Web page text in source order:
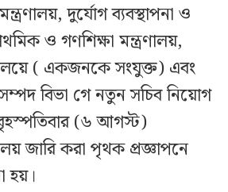
দুর্যোগ ব্যবস্থাপনা ও
ও গণশিক্ষা মন্ত্রণালয়,
( একজনকে সংযুক্ত) এবং
বিভা গে নতুন সচিব নিয়োগ
(৬ আগস্ট)
জারি করা পৃথক প্রজ্ঞাপনে
হয়।